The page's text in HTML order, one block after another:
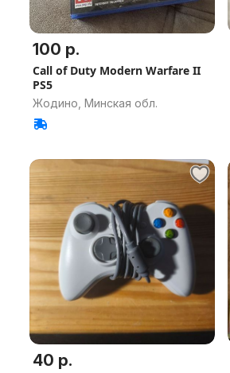
100 р.
Call of Duty Modern Warfare II
PS5
Жодино, Минская обл.
40 р.